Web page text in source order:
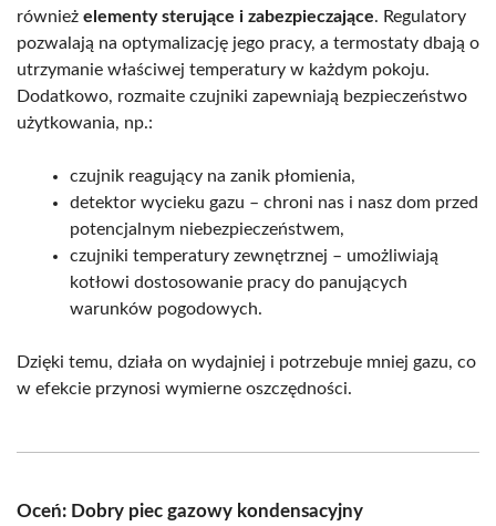
również elementy sterujące i zabezpieczające. Regulatory
pozwalają na optymalizację jego pracy, a termostaty dbają o
utrzymanie właściwej temperatury w każdym pokoju.
Dodatkowo, rozmaite czujniki zapewniają bezpieczeństwo
użytkowania, np.:
czujnik reagujący na zanik płomienia,
detektor wycieku gazu – chroni nas i nasz dom przed
potencjalnym niebezpieczeństwem,
czujniki temperatury zewnętrznej – umożliwiają
kotłowi dostosowanie pracy do panujących
warunków pogodowych.
Dzięki temu, działa on wydajniej i potrzebuje mniej gazu, co
w efekcie przynosi wymierne oszczędności.
Oceń: Dobry piec gazowy kondensacyjny